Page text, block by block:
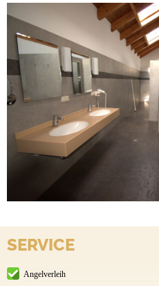
SERVICE
Angelverleih